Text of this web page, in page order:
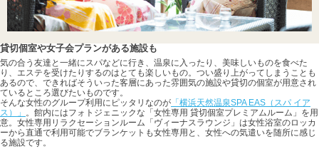
貸切個室や女子会プランがある施設も
気の合う友達と一緒にスパなどに行き、温泉に入ったり、美味しいものを食べた
り、エステを受けたりするのはとても楽しいもの。つい盛り上がってしまうことも
あるので、できればそういった客層にあった雰囲気の施設や貸切の個室が用意され
ているところ選びたいものです。
そんな女性のグループ利用にピッタリなのが 「横浜天然温泉SPA EAS（スパ イア
ス）」 。館内にはフォトジェニックな「女性専用 貸切個室プレミアムルーム」を用
意。女性専用リラクセーションルーム「ヴィーナスラウンジ」は女性浴室のロッカ
ーから直通で利用可能でブランケットも女性専用と、女性への気遣いを随所に感じ
る施設です。